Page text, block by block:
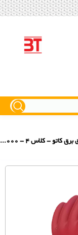
- کلاس ۴ - ۳۶۰۰۰ ولت